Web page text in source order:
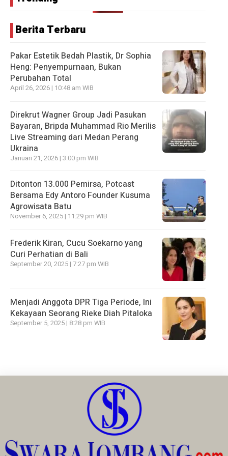
Berita Terbaru
Pakar Estetik Bedah Plastik, Dr Sophia
Heng: Penyempurnaan, Bukan
Perubahan Total
April 26, 2026 | 10:48 am WIB
Direkrut Wagner Group Jadi Pasukan
Bayaran, Bripda Muhammad Rio Merilis
Live Streaming dari Medan Perang
Ukraina
Januari 21, 2026 | 3:00 pm WIB
Ditonton 13.000 Pemirsa, Potcast
Bersama Edy Antoro Founder Kusuma
Agrowisata Batu
November 6, 2025 | 11:29 pm WIB
Frederik Kiran, Cucu Soekarno yang
Curi Perhatian di Bali
September 20, 2025 | 7:27 pm WIB
Menjadi Anggota DPR Tiga Periode, Ini
Kekayaan Seorang Rieke Diah Pitaloka
September 5, 2025 | 8:28 pm WIB